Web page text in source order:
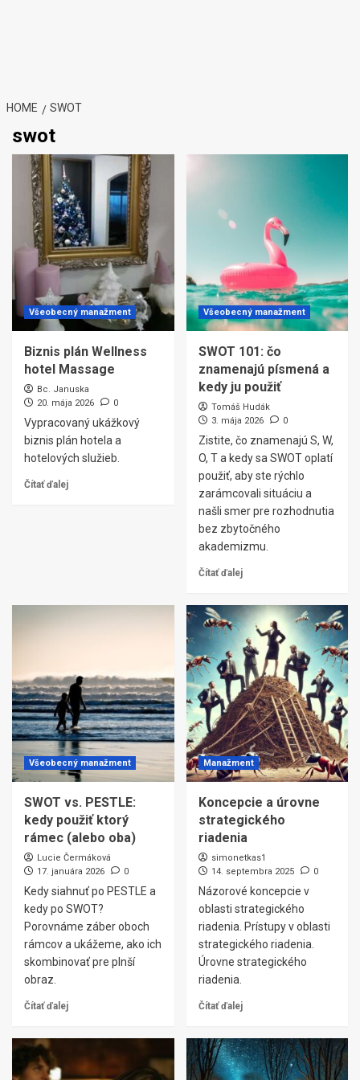
HOME SWOT
swot
Všeobecný manažment
Biznis plán Wellness
hotel Massage
Bc. Januska
20. mája 2026
0
Vypracovaný ukážkový
biznis plán hotela a
hotelových služieb.
Čítať ďalej
Všeobecný manažment
SWOT 101: čo
znamenajú písmená a
kedy ju použiť
Tomáš Hudák
3. mája 2026
0
Zistite, čo znamenajú S, W,
O, T a kedy sa SWOT oplatí
použiť, aby ste rýchlo
zarámcovali situáciu a
našli smer pre rozhodnutia
bez zbytočného
akademizmu.
Čítať ďalej
Všeobecný manažment
SWOT vs. PESTLE:
kedy použiť ktorý
rámec (alebo oba)
Lucie Čermáková
17. januára 2026
0
Kedy siahnuť po PESTLE a
kedy po SWOT?
Porovnáme záber oboch
rámcov a ukážeme, ako ich
skombinovať pre plnší
obraz.
Čítať ďalej
Manažment
Koncepcie a úrovne
strategického
riadenia
simonetkas1
14. septembra 2025
0
Názorové koncepcie v
oblasti strategického
riadenia. Prístupy v oblasti
strategického riadenia.
Úrovne strategického
riadenia.
Čítať ďalej